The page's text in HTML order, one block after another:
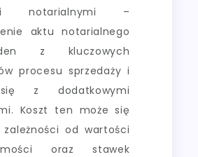
notarialnymi –
aktu notarialnego
z kluczowych
procesu sprzedaży i
z dodatkowymi
Koszt ten może się
od wartości
oraz stawek